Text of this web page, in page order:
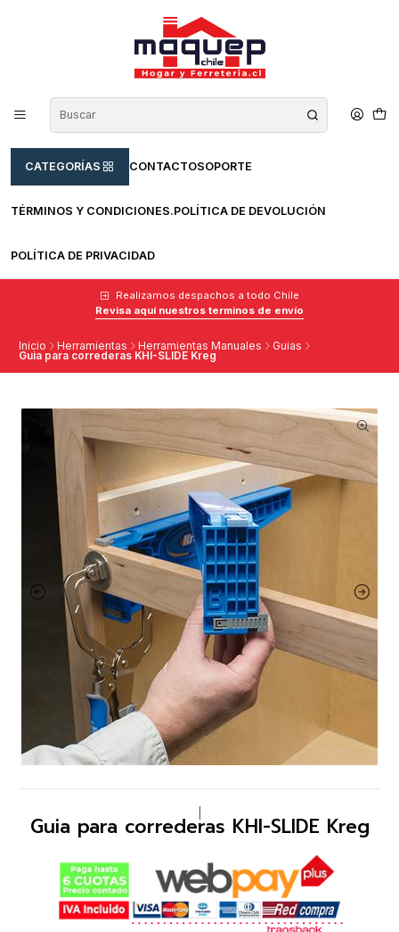
CATEGORÍAS CONTACTOSOPORTE
TÉRMINOS Y CONDICIONES.POLÍTICA DE DEVOLUCIÓN
POLÍTICA DE PRIVACIDAD
Realizamos despachos a todo Chile
Revisa aquí nuestros terminos de envío
Inicio Herramientas Herramientas Manuales Guias
Guia para correderas KHI-SLIDE Kreg
Guia para correderas KHI-SLIDE Kreg